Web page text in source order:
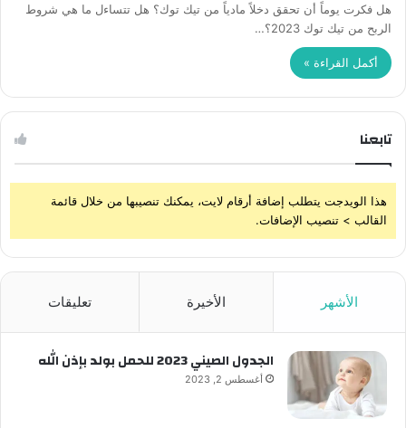
هل فكرت يوماً أن تحقق دخلاً مادياً من تيك توك؟ هل تتساءل ما هي شروط
الربح من تيك توك 2023؟…
أكمل القراءة »
تابعنا
هذا الويدجت يتطلب إضافة أرقام لايت، يمكنك تنصيبها من خلال قائمة
القالب > تنصيب الإضافات.
الأشهر الأخيرة تعليقات
الجدول الصيني 2023 للحمل بولد بإذن الله
أغسطس 2, 2023